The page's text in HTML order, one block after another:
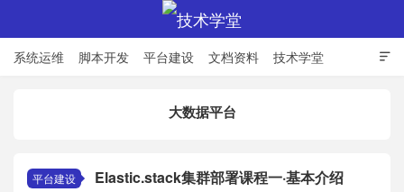

系统运维 脚本开发 平台建设 文档资料 技术学堂
大数据平台
平台建设 Elastic.stack集群部署课程一·基本介绍